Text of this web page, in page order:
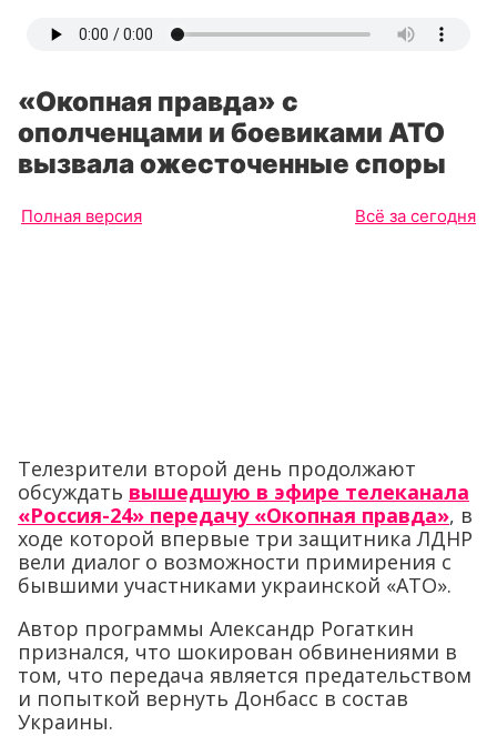
«Окопная правда» с
ополченцами и боевиками АТО
вызвала ожесточенные споры
Полная версия Всё за сегодня
Телезрители второй день продолжают
обсуждать вышедшую в эфире телеканала
«Россия-24» передачу «Окопная правда», в
ходе которой впервые три защитника ЛДНР
вели диалог о возможности примирения с
бывшими участниками украинской «АТО».
Автор программы Александр Рогаткин
признался, что шокирован обвинениями в
том, что передача является предательством
и попыткой вернуть Донбасс в состав
Украины.